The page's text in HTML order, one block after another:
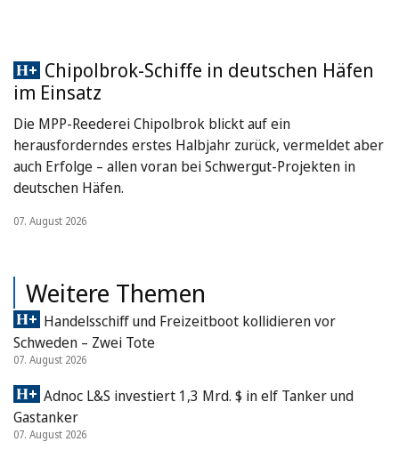
Chipolbrok-Schiffe in deutschen Häfen
im Einsatz
Die MPP-Reederei Chipolbrok blickt auf ein
herausforderndes erstes Halbjahr zurück, vermeldet aber
auch Erfolge – allen voran bei Schwergut-Projekten in
deutschen Häfen.
07. August 2026
Weitere Themen
Handelsschiff und Freizeitboot kollidieren vor
Schweden – Zwei Tote
07. August 2026
Adnoc L&S investiert 1,3 Mrd. $ in elf Tanker und
Gastanker
07. August 2026